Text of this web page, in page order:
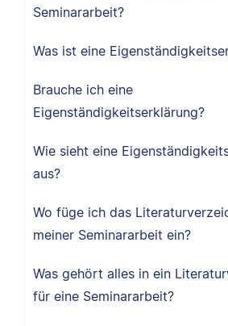
Seminararbeit?
Was ist eine
Brauche ich eine
Eigenständigkeitserklärung?
Wie sieht eine
aus?
Wo füge ich das
meiner Seminararbeit ein?
Was gehört alles in ein
für eine Seminararbeit?